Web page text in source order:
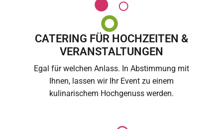
CATERING FÜR HOCHZEITEN &
VERANSTALTUNGEN
Egal für welchen Anlass. In Abstimmung mit
Ihnen, lassen wir Ihr Event zu einem
kulinarischem Hochgenuss werden.